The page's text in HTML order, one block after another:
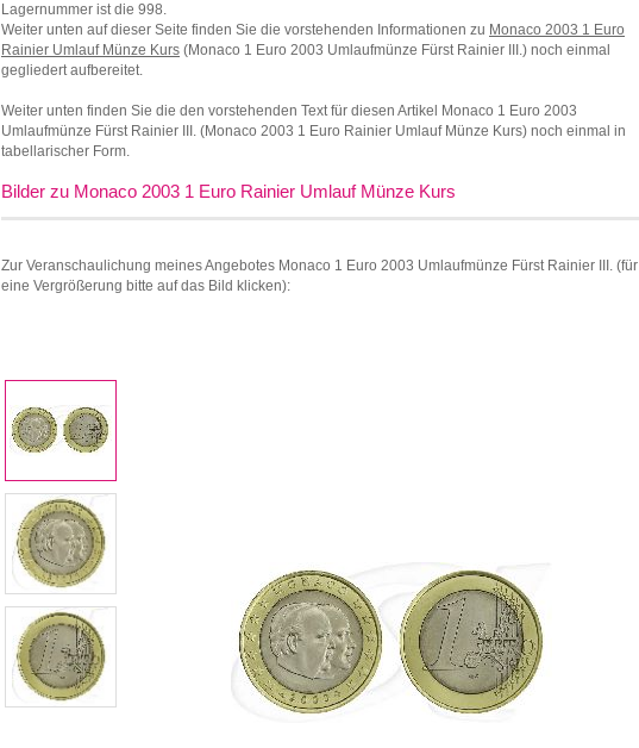
Lagernummer ist die 998.
Weiter unten auf dieser Seite finden Sie die vorstehenden Informationen zu Monaco 2003 1 Euro
Rainier Umlauf Münze Kurs (Monaco 1 Euro 2003 Umlaufmünze Fürst Rainier III.) noch einmal
gegliedert aufbereitet.
Weiter unten finden Sie die den vorstehenden Text für diesen Artikel Monaco 1 Euro 2003
Umlaufmünze Fürst Rainier III. (Monaco 2003 1 Euro Rainier Umlauf Münze Kurs) noch einmal in
tabellarischer Form.
Bilder zu Monaco 2003 1 Euro Rainier Umlauf Münze Kurs
Zur Veranschaulichung meines Angebotes Monaco 1 Euro 2003 Umlaufmünze Fürst Rainier III. (für
eine Vergrößerung bitte auf das Bild klicken):